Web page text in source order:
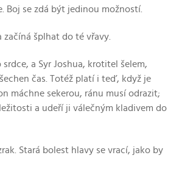
Boj se zdá být jedinou možností.
začíná šplhat do té vřavy.
srdce, a Syr Joshua, krotitel šelem,
čas. Totéž platí i teď, když je
máchne sekerou, ránu musí odrazit;
a udeří ji válečným kladivem do
Stará bolest hlavy se vrací, jako by